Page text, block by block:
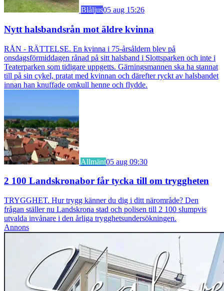
Blåljus05 aug 15:26
Nytt halsbandsrån mot äldre kvinna
RÅN - RÄTTELSE. En kvinna i 75-årsåldern blev på
onsdagsförmiddagen rånad på sitt halsband i Slottsparken och inte i
Teaterparken som tidigare uppgetts. Gärningsmannen ska ha stannat
till på sin cykel, pratat med kvinnan och därefter ryckt av halsbandet
innan han knuffade omkull henne och flydde.
Allmänt05 aug 09:30
2 100 Landskronabor får tycka till om tryggheten
TRYGGHET. Hur trygg känner du dig i ditt närområde? Den
frågan ställer nu Landskrona stad och polisen till 2 100 slumpvis
utvalda invånare i den årliga trygghetsundersökningen.
Annons